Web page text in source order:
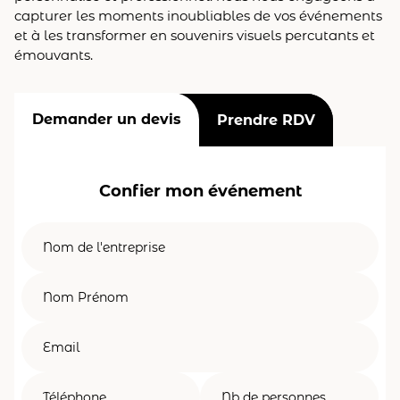
capturer les moments inoubliables de vos événements
et à les transformer en souvenirs visuels percutants et
émouvants.
Demander un devis Prendre RDV
Confier mon événement